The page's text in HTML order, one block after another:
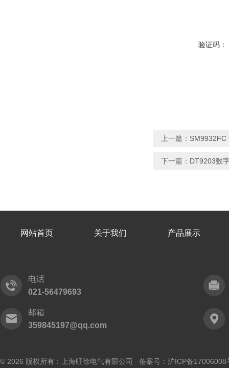
验证码：
上一篇： SM9932FC
下一篇： DT9203数
网站首页 关于我们 产品展示
电话
021-56479693
邮箱
359845197@qq.com
© 2026 版权所有：上海旺徐电气有限公司 备案号： 沪ICP备17006008